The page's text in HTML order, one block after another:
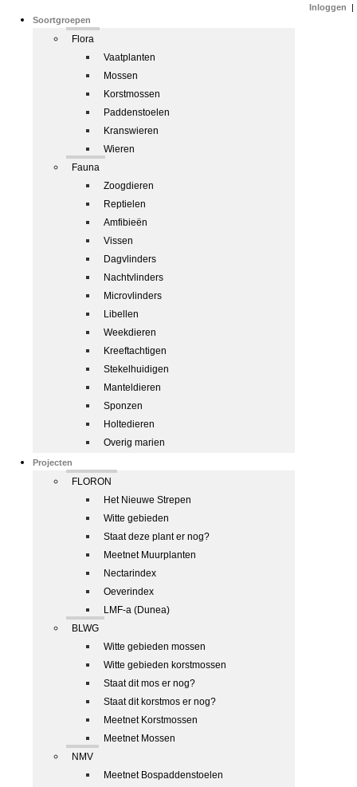
Soortgroepen
Flora
Vaatplanten
Mossen
Korstmossen
Paddenstoelen
Kranswieren
Wieren
Fauna
Zoogdieren
Reptielen
Amfibieën
Vissen
Dagvlinders
Nachtvlinders
Microvlinders
Libellen
Weekdieren
Kreeftachtigen
Stekelhuidigen
Manteldieren
Sponzen
Holtedieren
Overig marien
Projecten
FLORON
Het Nieuwe Strepen
Witte gebieden
Staat deze plant er nog?
Meetnet Muurplanten
Nectarindex
Oeverindex
LMF-a (Dunea)
BLWG
Witte gebieden mossen
Witte gebieden korstmossen
Staat dit mos er nog?
Staat dit korstmos er nog?
Meetnet Korstmossen
Meetnet Mossen
NMV
Meetnet Bospaddenstoelen
Inloggen |